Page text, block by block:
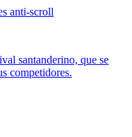
anti-scroll
santanderino, que se
competidores.